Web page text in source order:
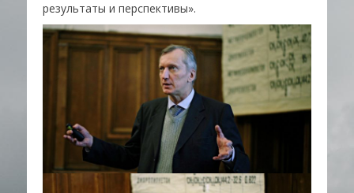
результаты и перспективы».